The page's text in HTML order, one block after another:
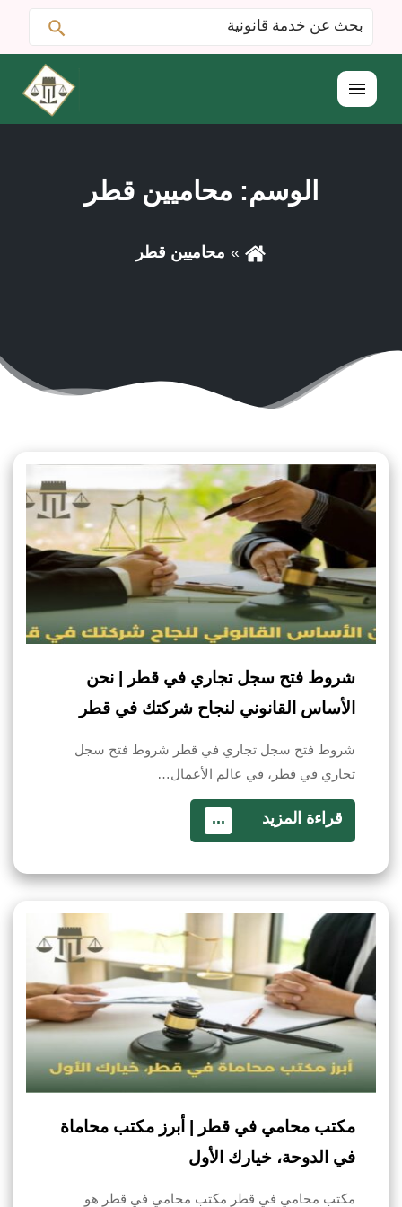
البحث
عن:
القائمة
الوسم: محاميين قطر
محاميين قطر
شروط فتح سجل تجاري في قطر | نحن
الأساس القانوني لنجاح شركتك في قطر
شروط فتح سجل تجاري في قطر شروط فتح سجل
تجاري في قطر، في عالم الأعمال…
قراءة المزيد ...
مكتب محامي في قطر | أبرز مكتب محاماة
في الدوحة، خيارك الأول
مكتب محامي في قطر مكتب محامي في قطر هو